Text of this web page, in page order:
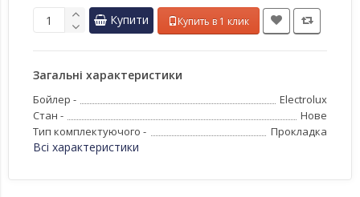
Купити Купить в 1 клик
Загальні характеристики
Бойлер -
Electrolux
Стан -
Нове
Тип комплектуючого -
Прокладка
Всі характеристики